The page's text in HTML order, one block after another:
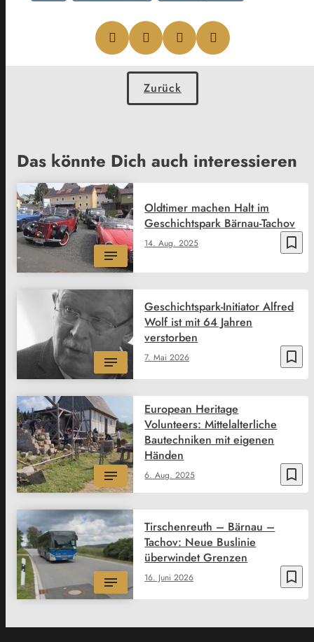
Zurück
Das könnte Dich auch interessieren
bookmark_border
14. Aug. 2025
Oldtimer machen Halt im
Geschichtspark Bärnau-Tachov
bookmark_border
7. Mai 2026
Geschichtspark-Initiator Alfred
Wolf ist mit 64 Jahren
verstorben
bookmark_border
6. Aug. 2025
European Heritage
Volunteers: Mittelalterliche
Bautechniken mit eigenen
Händen
bookmark_border
16. Juni 2026
Tirschenreuth – Bärnau –
Tachov: Neue Buslinie
überwindet Grenzen